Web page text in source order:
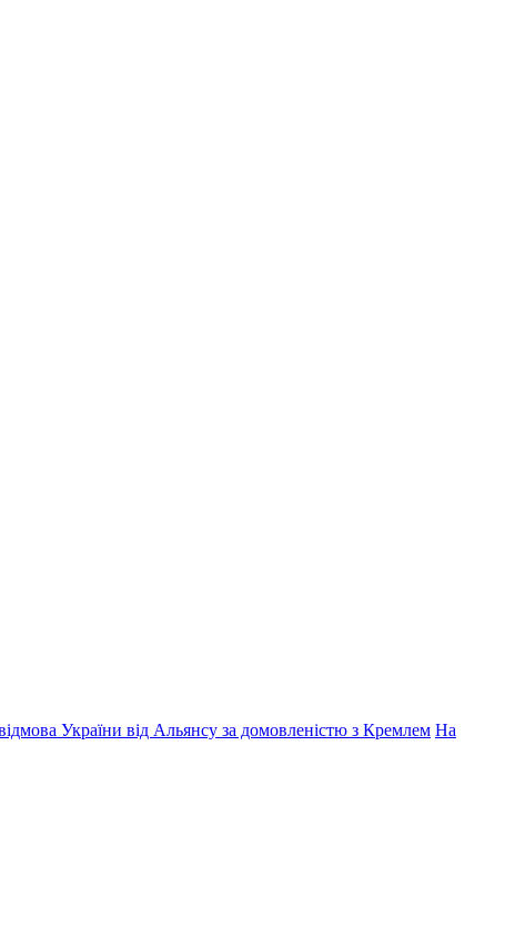
України від Альянсу за домовленістю з Кремлем На